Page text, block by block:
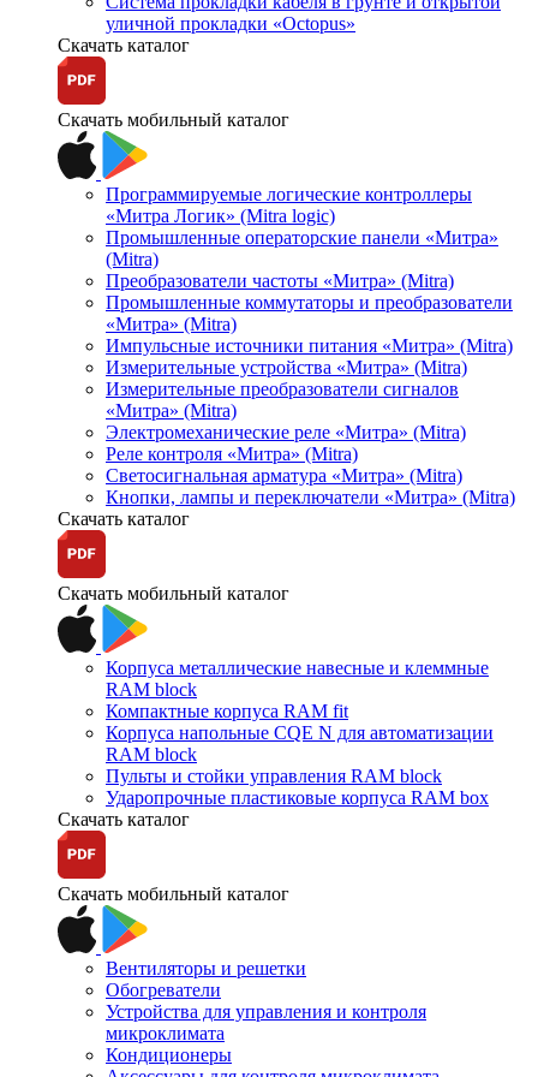
уличной прокладки «Octopus»
Скачать каталог
Скачать мобильный каталог
Программируемые логические контроллеры
«Митра Логик» (Mitra logic)
Промышленные операторские панели «Митра»
(Mitra)
Преобразователи частоты «Митра» (Mitra)
Промышленные коммутаторы и преобразователи
«Митра» (Mitra)
Импульсные источники питания «Митра» (Mitra)
Измерительные устройства «Митра» (Mitra)
Измерительные преобразователи сигналов
«Митра» (Mitra)
Электромеханические реле «Митра» (Mitra)
Реле контроля «Митра» (Mitra)
Светосигнальная арматура «Митра» (Mitra)
Кнопки, лампы и переключатели «Митра» (Mitra)
Скачать каталог
Скачать мобильный каталог
Корпуса металлические навесные и клеммные
RAM block
Компактные корпуса RAM fit
Корпуса напольные CQE N для автоматизации
RAM block
Пульты и стойки управления RAM block
Ударопрочные пластиковые корпуса RAM box
Скачать каталог
Скачать мобильный каталог
Вентиляторы и решетки
Обогреватели
Устройства для управления и контроля
микроклимата
Кондиционеры